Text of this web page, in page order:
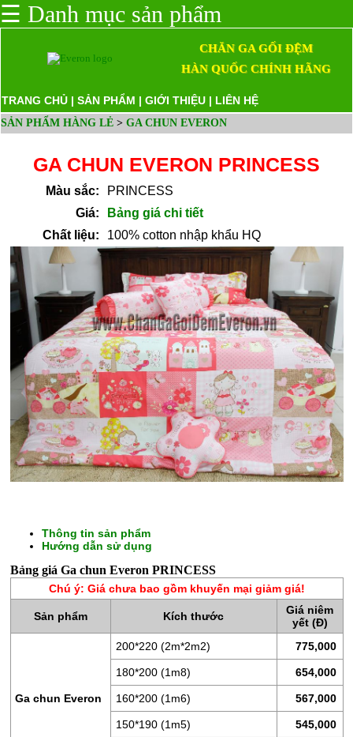
GA
GỐI
ĐỆM
ĐỆM
☰ Danh mục sản phẩm
CHĂN GA GỐI ĐỆM
HÀN QUỐC CHÍNH HÃNG
TRANG CHỦ | SẢN PHẨM | GIỚI THIỆU | LIÊN HỆ
SẢN PHẨM HÀNG LẺ > GA CHUN EVERON
GA CHUN EVERON PRINCESS
Màu sắc:
PRINCESS
Giá:
Bảng giá chi tiết
Chất liệu:
100% cotton nhập khẩu HQ
Thông tin sản phẩm
Hướng dẫn sử dụng
Bảng giá Ga chun Everon PRINCESS
Chú ý: Giá chưa bao gồm khuyến mại giảm giá!
Sản phẩm Kích thước
Giá niêm
yết (Đ)
Ga chun Everon
200*220 (2m*2m2) 775,000
180*200 (1m8) 654,000
160*200 (1m6) 567,000
150*190 (1m5) 545,000